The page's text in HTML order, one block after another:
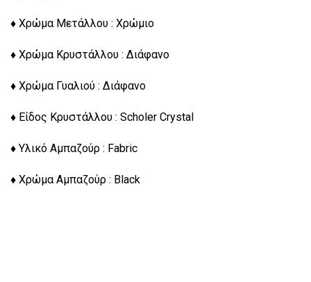
♦ Χρώμα Μετάλλου : Χρώμιο
♦ Χρώμα Κρυστάλλου : Διάφανο
♦ Χρώμα Γυαλιού : Διάφανο
♦ Είδος Κρυστάλλου : Scholer Crystal
♦ Υλικό Αμπαζούρ : Fabric
♦ Χρώμα Αμπαζούρ : Black